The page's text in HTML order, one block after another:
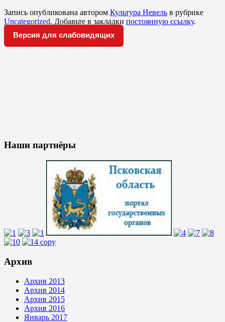
Запись опубликована автором Культура Невель в рубрике
Uncategorized. Добавьте в закладки постоянную ссылку.
Версия для слабовидящих
Наши партнёры
Архив
Архив 2013
Архив 2014
Архив 2015
Архив 2016
Январь 2017